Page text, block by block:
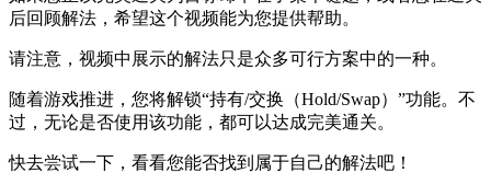
后回顾解法，希望这个视频能为您提供帮助。
请注意，视频中展示的解法只是众多可行方案中的一种。
随着游戏推进，您将解锁“持有/交换（Hold/Swap）”功能。不
过，无论是否使用该功能，都可以达成完美通关。
快去尝试一下，看看您能否找到属于自己的解法吧！